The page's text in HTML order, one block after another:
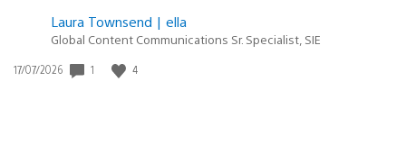
Laura Townsend | ella
Global Content Communications Sr. Specialist, SIE
Fecha
17/07/2026 1 4